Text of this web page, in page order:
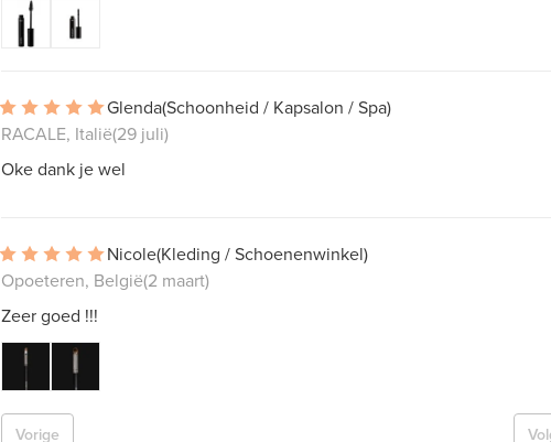
Glenda(Schoonheid / Kapsalon / Spa)
RACALE, Italië(29 juli)
Oke dank je wel
Nicole(Kleding / Schoenenwinkel)
Opoeteren, België(2 maart)
Zeer goed !!!
Vorige